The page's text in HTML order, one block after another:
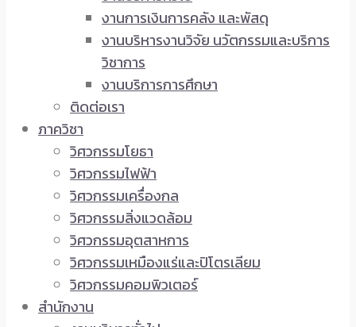
งานการเงินการคลัง และพัสดุ
งานบริหารงานวิจัย นวัตกรรมและบริการ
วิชาการ
งานบริการการศึกษา
ติดต่อเรา
ภาควิชา
วิศวกรรมโยธา
วิศวกรรมไฟฟ้า
วิศวกรรมเครื่องกล
วิศวกรรมสิ่งแวดล้อม
วิศวกรรมอุตสาหการ
วิศวกรรมเหมืองแร่และปิโตรเลียม
วิศวกรรมคอมพิวเตอร์
สำนักงาน